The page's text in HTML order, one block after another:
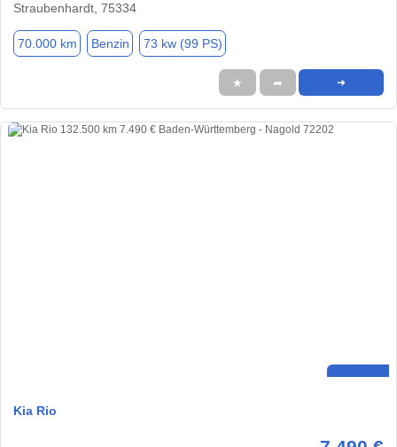
Straubenhardt, 75334
70.000 km Benzin 73 kw (99 PS)
★ ➦ ➜
Kia Rio